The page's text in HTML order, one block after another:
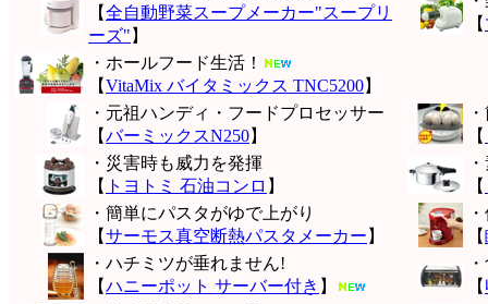
【全自動野菜スープメーカー"スープリ
ーズ" 】
【
・ホールフード生活！
【VitaMix バイタミックス TNC5200】
・元祖ハンディ・フードプロセッサー
【バーミックスN250】
【
・災害時も威力を発揮
【 トヨトミ 石油コンロ 】
【
・簡単にパスタがゆで上がり
【サーモス真空断熱パスタメーカー 】
【
・ハチミツが垂れません!
【ハニーポット サーバー付き 】
【